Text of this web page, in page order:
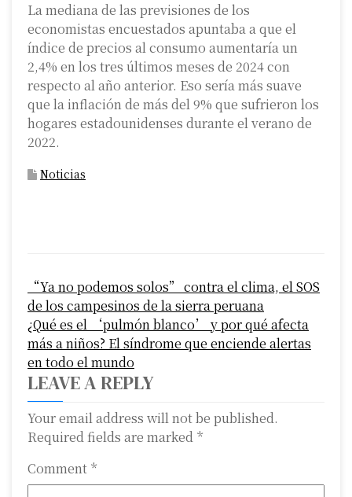
La mediana de las previsiones de los
economistas encuestados apuntaba a que el
índice de precios al consumo aumentaría un
2,4% en los tres últimos meses de 2024 con
respecto al año anterior. Eso sería más suave
que la inflación de más del 9% que sufrieron los
hogares estadounidenses durante el verano de
2022.
Noticias
o
s
t
n
a
v
i
“Ya no podemos solos” contra el clima, el SOS
de los campesinos de la sierra peruana
¿Qué es el ‘pulmón blanco’ y por qué afecta
más a niños? El síndrome que enciende alertas
en todo el mundo
LEAVE A REPLY
Your email address will not be published.
Required fields are marked *
Comment *